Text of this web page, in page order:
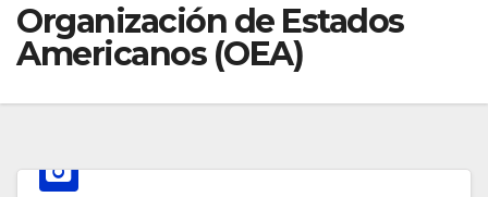
Organización de Estados
Americanos (OEA)